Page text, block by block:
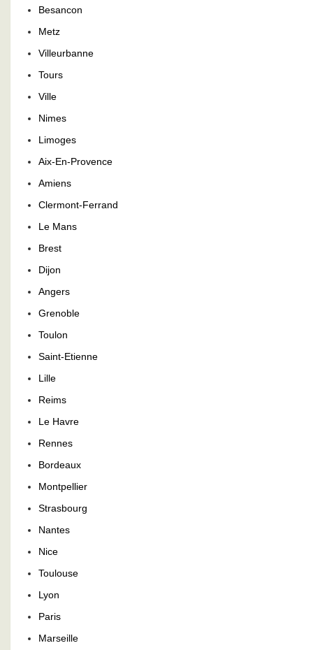
Besancon
Metz
Villeurbanne
Tours
Ville
Nimes
Limoges
Aix-En-Provence
Amiens
Clermont-Ferrand
Le Mans
Brest
Dijon
Angers
Grenoble
Toulon
Saint-Etienne
Lille
Reims
Le Havre
Rennes
Bordeaux
Montpellier
Strasbourg
Nantes
Nice
Toulouse
Lyon
Paris
Marseille